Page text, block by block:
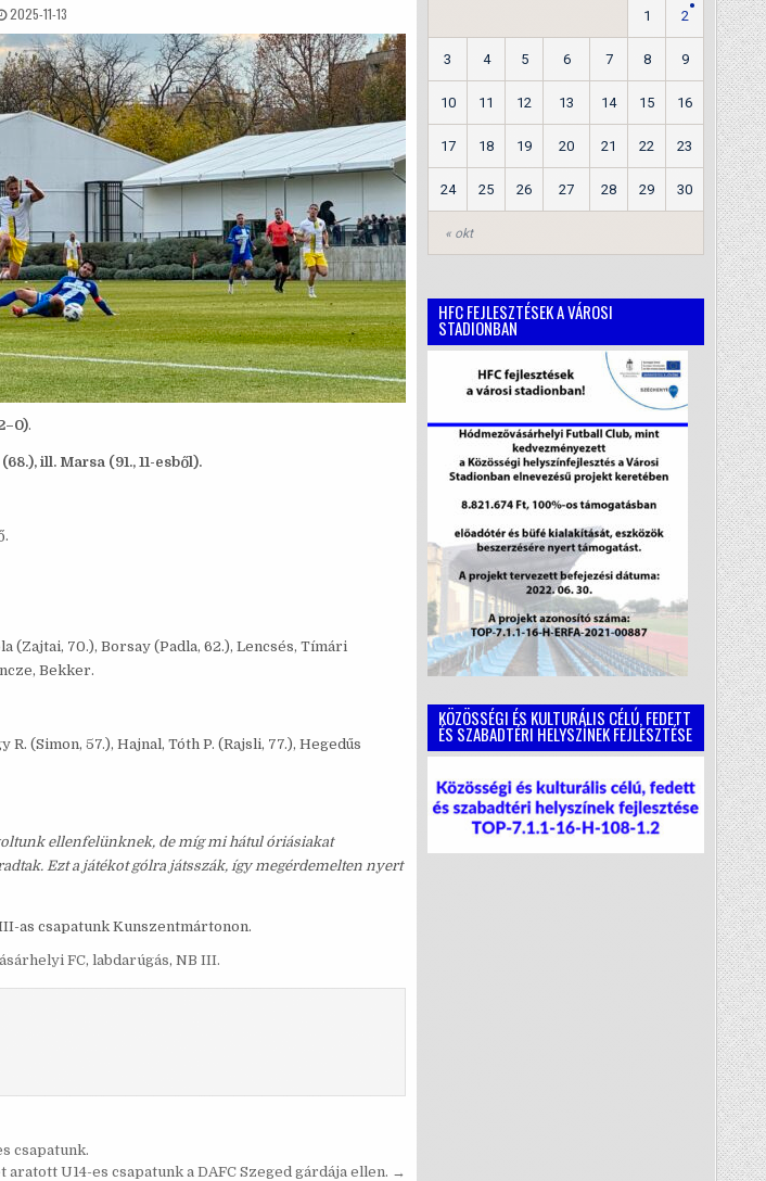
2025-11-13
.
ill. Marsa (91., 11-esből).
(Zajtai, 70.), Borsay (Padla, 62.), Lencsés, Tímári
Bekker.
(Simon, 57.), Hajnal, Tóth P. (Rajsli, 77.), Hegedűs
ellenfelünknek, de míg mi hátul óriásiakat
Ezt a játékot gólra játsszák, így megérdemelten nyert
as csapatunk Kunszentmártonon.
FC, labdarúgás, NB III.
csapatunk.
aratott U14-es csapatunk a DAFC Szeged gárdája ellen. →
« okt
1 2
3 4 5 6 7 8 9
10 11 12 13 14 15 16
17 18 19 20 21 22 23
24 25 26 27 28 29 30
HFC FEJLESZTÉSEK A VÁROSI
STADIONBAN
KÖZÖSSÉGI ÉS KULTURÁLIS CÉLÚ, FEDETT
ÉS SZABADTÉRI HELYSZÍNEK FEJLESZTÉSE